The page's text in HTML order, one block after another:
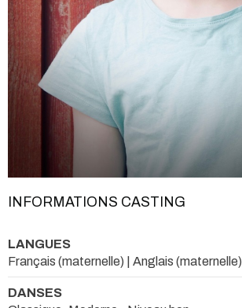
INFORMATIONS CASTING
LANGUES
Français (maternelle) | Anglais (maternelle)
DANSES